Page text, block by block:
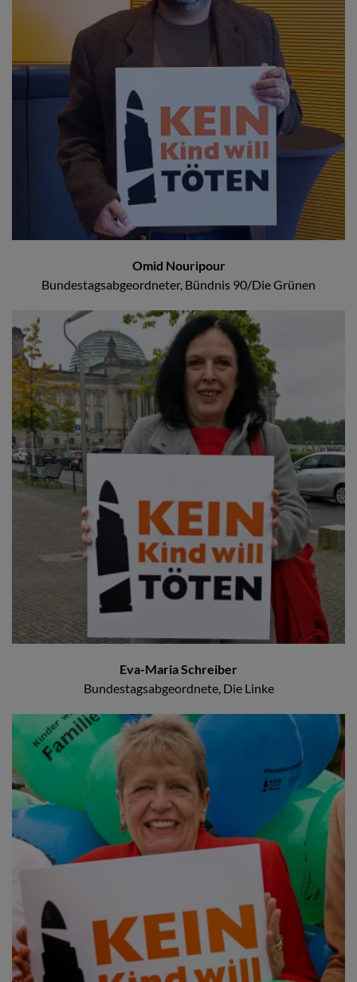
Omid Nouripour
Bundestagsabgeordneter, Bündnis 90/Die Grünen
Eva-Maria Schreiber
Bundestagsabgeordnete, Die Linke